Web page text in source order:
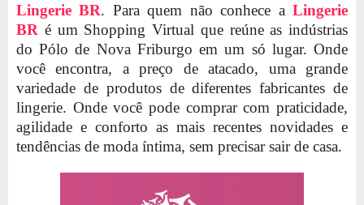
Lingerie BR. Para quem não conhece aLingerie
BR é um Shopping Virtual que reúne as indústrias
do Pólo de Nova Friburgo em um só lugar. Onde
você encontra, a preço de atacado, uma grande
variedade de produtos de diferentes fabricantes de
lingerie. Onde você pode comprar com praticidade,
agilidade e conforto as mais recentes novidades e
tendências de moda íntima, sem precisar sair de casa.